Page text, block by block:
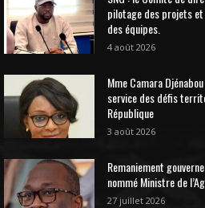
pilotage des projets
des équipes.
4 août 2026
Mme Camara
service des défis
République
3 août 2026
Remaniement
nommé Ministre de
27 juillet 2026